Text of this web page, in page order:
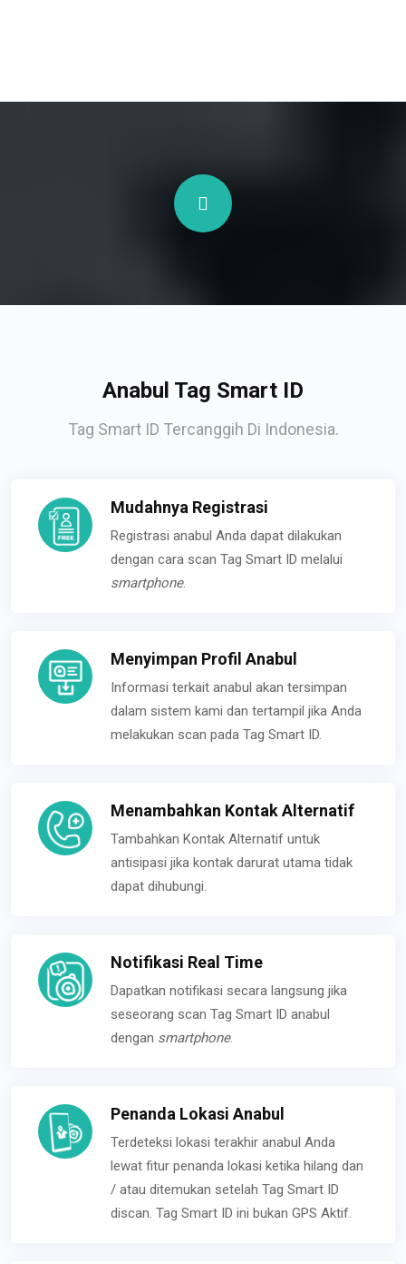
Anabul Tag Smart ID
Tag Smart ID Tercanggih Di Indonesia.
Mudahnya Registrasi
Registrasi anabul Anda dapat dilakukan
dengan cara scan Tag Smart ID melalui
smartphone.
Menyimpan Profil Anabul
Informasi terkait anabul akan tersimpan
dalam sistem kami dan tertampil jika Anda
melakukan scan pada Tag Smart ID.
Menambahkan Kontak Alternatif
Tambahkan Kontak Alternatif untuk
antisipasi jika kontak darurat utama tidak
dapat dihubungi.
Notifikasi Real Time
Dapatkan notifikasi secara langsung jika
seseorang scan Tag Smart ID anabul
dengan smartphone.
Penanda Lokasi Anabul
Terdeteksi lokasi terakhir anabul Anda
lewat fitur penanda lokasi ketika hilang dan
/ atau ditemukan setelah Tag Smart ID
discan. Tag Smart ID ini bukan GPS Aktif.